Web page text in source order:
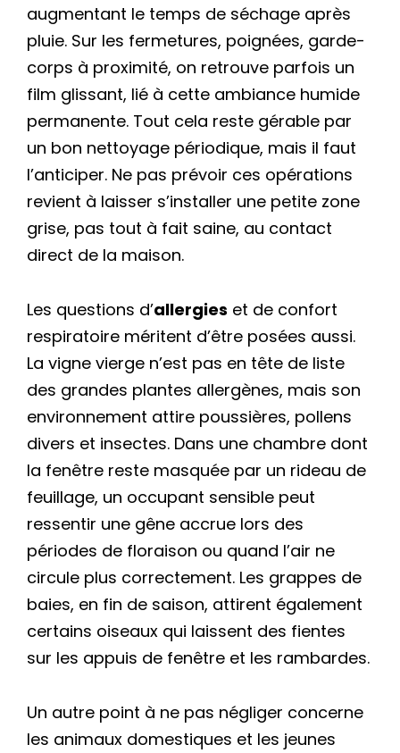
augmentant le temps de séchage après
pluie. Sur les fermetures, poignées, garde-
corps à proximité, on retrouve parfois un
film glissant, lié à cette ambiance humide
permanente. Tout cela reste gérable par
un bon nettoyage périodique, mais il faut
l’anticiper. Ne pas prévoir ces opérations
revient à laisser s’installer une petite zone
grise, pas tout à fait saine, au contact
direct de la maison.
Les questions d’allergies et de confort
respiratoire méritent d’être posées aussi.
La vigne vierge n’est pas en tête de liste
des grandes plantes allergènes, mais son
environnement attire poussières, pollens
divers et insectes. Dans une chambre dont
la fenêtre reste masquée par un rideau de
feuillage, un occupant sensible peut
ressentir une gêne accrue lors des
périodes de floraison ou quand l’air ne
circule plus correctement. Les grappes de
baies, en fin de saison, attirent également
certains oiseaux qui laissent des fientes
sur les appuis de fenêtre et les rambardes.
Un autre point à ne pas négliger concerne
les animaux domestiques et les jeunes